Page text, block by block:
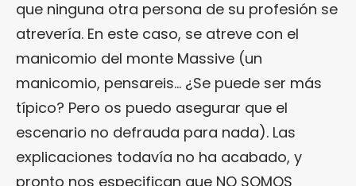
que ninguna otra persona de su profesión se
atrevería. En este caso, se atreve con el
manicomio del monte Massive (un
manicomio, pensareis… ¿Se puede ser más
típico? Pero os puedo asegurar que el
escenario no defrauda para nada). Las
explicaciones todavía no ha acabado, y
pronto nos especifican que NO SOMOS